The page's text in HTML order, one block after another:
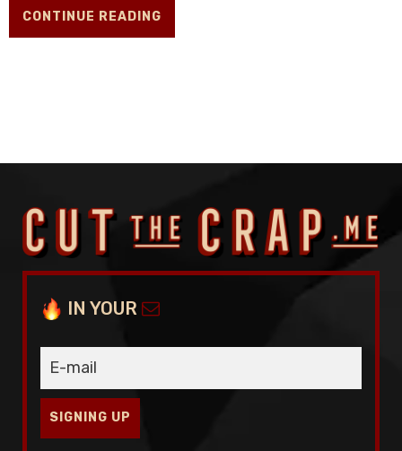
BURN-OUT
🔙
ALL
BLOGS
🎬 VIDEO
🎙️ PODCAST
INTERVIEWS
TOOLS
LIFESTYLE
Lifehacks
CONTINUE READING
IN YOUR
SIGNING UP